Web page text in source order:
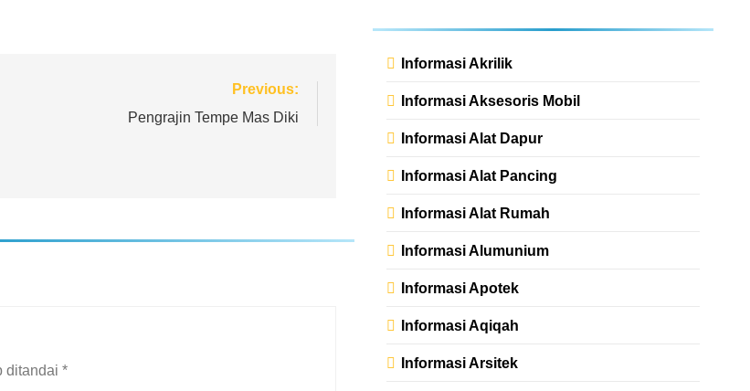
Previous:
Pengrajin Tempe Mas Diki
ditandai *
Informasi Akrilik
Informasi Aksesoris Mobil
Informasi Alat Dapur
Informasi Alat Pancing
Informasi Alat Rumah
Informasi Alumunium
Informasi Apotek
Informasi Aqiqah
Informasi Arsitek